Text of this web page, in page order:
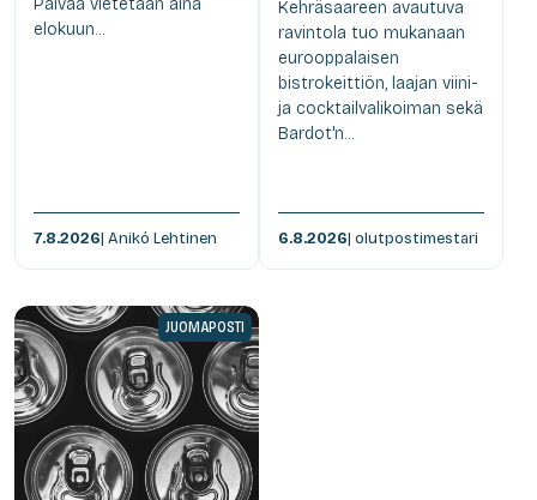
Päivää vietetään aina
elokuun...
7.8.2026| Anikó Lehtinen
Kehräsaareen avautuva
ravintola tuo mukanaan
eurooppalaisen
bistrokeittiön, laajan viini-
ja cocktailvalikoiman sekä
Bardot'n...
6.8.2026| olutpostimestari
JUOMAPOSTI